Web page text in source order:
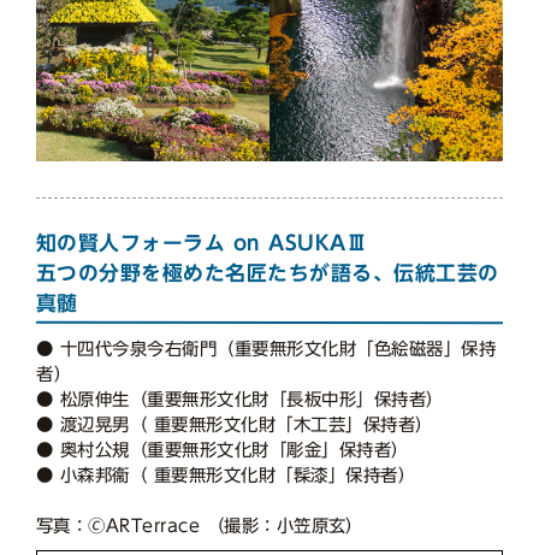
知の賢人フォーラム on ASUKAⅢ
五つの分野を極めた名匠たちが語る、伝統工芸の
真髄
● 十四代今泉今右衛門（重要無形文化財「色絵磁器」保持
者）
● 松原伸生（重要無形文化財「長板中形」保持者）
● 渡辺晃男（ 重要無形文化財「木工芸」保持者）
● 奥村公規（重要無形文化財「彫金」保持者）
● 小森邦衞（ 重要無形文化財「髹漆」保持者）
写真：🄫ARTerrace （撮影：小笠原玄）